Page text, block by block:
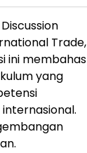
Trade,
ini membahas
yang